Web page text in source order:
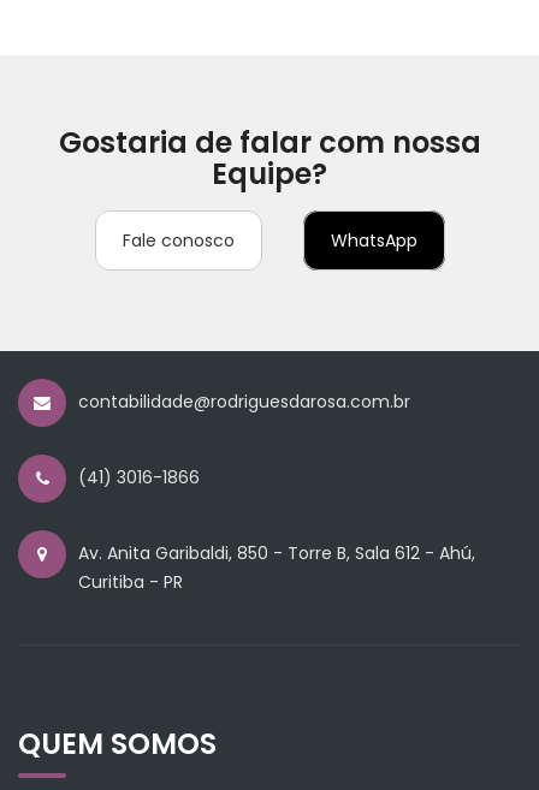
Gostaria de falar com nossa
Equipe?
Fale conosco WhatsApp
contabilidade@rodriguesdarosa.com.br
(41) 3016-1866
Av. Anita Garibaldi, 850 - Torre B, Sala 612 - Ahú,
Curitiba - PR
QUEM SOMOS